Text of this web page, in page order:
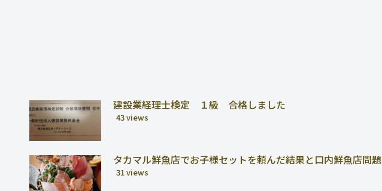
建設業経理士検定 １級 合格しました
43 views
タカマル鮮魚店でお子様セットを頼んだ結果と口内鮮魚店問題
31 views